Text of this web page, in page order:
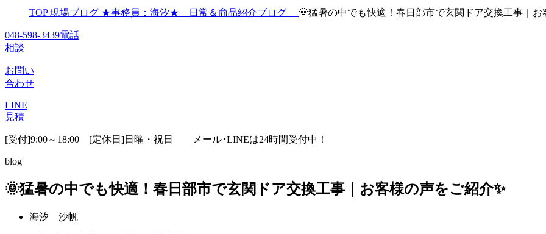
TOP 現場ブログ ★事務員：海汐★ 日常＆商品紹介ブログ 🌞猛暑の中でも快適！春日部市で玄関ドア交換工事｜お
048-598-3439電話
相談
お問い
合わせ
LINE
見積
[受付]9:00～18:00 [定休日]日曜・祝日 メール･LINEは24時間受付中！
blog
🌞猛暑の中でも快適！春日部市で玄関ドア交換工事｜お客様の声をご紹介✨
海汐 沙帆